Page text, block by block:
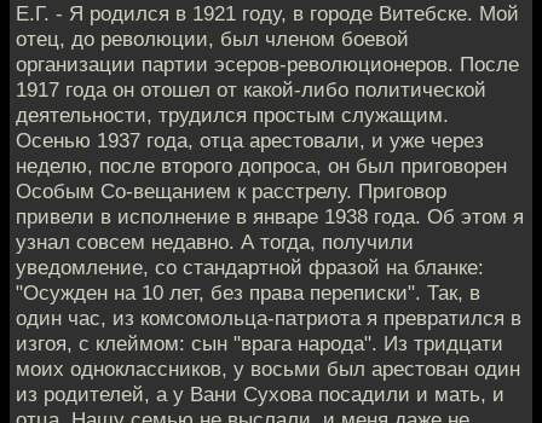
Е.Г. - Я родился в 1921 году, в городе Витебске. Мой
отец, до революции, был членом боевой
организации партии эсеров-революционеров. После
1917 года он отошел от какой-либо политической
деятельности, трудился простым служащим.
Осенью 1937 года, отца арестовали, и уже через
неделю, после второго допроса, он был приговорен
Особым Со-вещанием к расстрелу. Приговор
привели в исполнение в январе 1938 года. Об этом я
узнал совсем недавно. А тогда, получили
уведомление, со стандартной фразой на бланке:
"Осужден на 10 лет, без права переписки". Так, в
один час, из комсомольца-патриота я превратился в
изгоя, с клеймом: сын "врага народа". Из тридцати
моих одноклассников, у восьми был арестован один
из родителей, а у Вани Сухова посадили и мать, и